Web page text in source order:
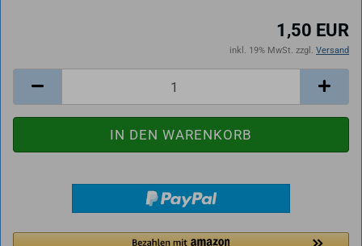
1,50 EUR
inkl. 19% MwSt. zzgl. Versand